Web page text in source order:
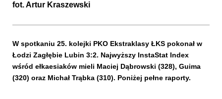
fot.Artur Kraszewski
W spotkaniu 25. kolejki PKO Ekstraklasy ŁKS pokonał w
Łodzi Zagłębie Lubin 3:2. Najwyższy InstaStat Index
wśród ełkaesiaków mieli Maciej Dąbrowski (328), Guima
(320) oraz Michał Trąbka (310). Poniżej pełne raporty.